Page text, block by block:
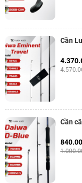
Cần
Cần